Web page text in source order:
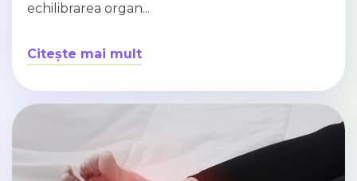
echilibrarea organ...
Citește mai mult